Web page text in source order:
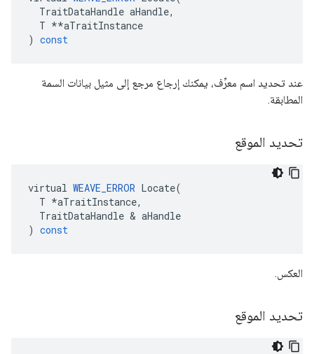
TraitDataHandle aHandle,
T **aTraitInstance
) const
عند تحديد اسم معرِّف، يمكنك إرجاع مرجع إلى مثيل بيانات السمة
المطابقة.
تحديد الموقع
virtual WEAVE_ERROR Locate(
T *aTraitInstance,
TraitDataHandle & aHandle
) const
العكس.
تحديد الموقع